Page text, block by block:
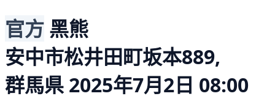
官方 黑熊
安中市松井田町坂本889,
群馬県 2025年7月2日 08:00